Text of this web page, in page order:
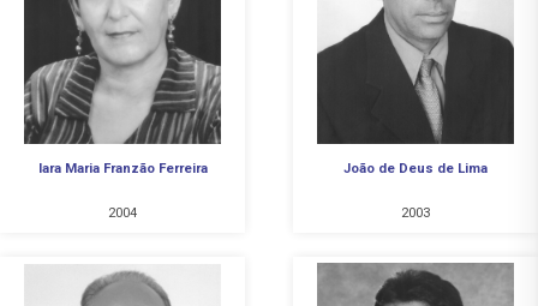
Iara Maria Franzão Ferreira
2004
João de Deus de Lima
2003